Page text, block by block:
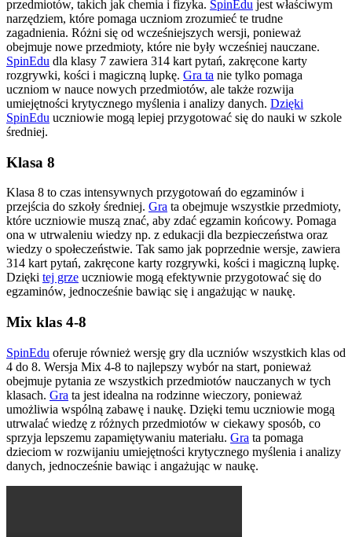
przedmiotów, takich jak chemia i fizyka. SpinEdu jest właściwym
narzędziem, które pomaga uczniom zrozumieć te trudne
zagadnienia. Różni się od wcześniejszych wersji, ponieważ
obejmuje nowe przedmioty, które nie były wcześniej nauczane.
SpinEdu dla klasy 7 zawiera 314 kart pytań, zakręcone karty
rozgrywki, kości i magiczną lupkę. Gra ta nie tylko pomaga
uczniom w nauce nowych przedmiotów, ale także rozwija
umiejętności krytycznego myślenia i analizy danych. Dzięki
SpinEdu uczniowie mogą lepiej przygotować się do nauki w szkole
średniej.
Klasa 8
Klasa 8 to czas intensywnych przygotowań do egzaminów i
przejścia do szkoły średniej. Gra ta obejmuje wszystkie przedmioty,
które uczniowie muszą znać, aby zdać egzamin końcowy. Pomaga
ona w utrwaleniu wiedzy np. z edukacji dla bezpieczeństwa oraz
wiedzy o społeczeństwie. Tak samo jak poprzednie wersje, zawiera
314 kart pytań, zakręcone karty rozgrywki, kości i magiczną lupkę.
Dzięki tej grze uczniowie mogą efektywnie przygotować się do
egzaminów, jednocześnie bawiąc się i angażując w naukę.
Mix klas 4-8
SpinEdu oferuje również wersję gry dla uczniów wszystkich klas od
4 do 8. Wersja Mix 4-8 to najlepszy wybór na start, ponieważ
obejmuje pytania ze wszystkich przedmiotów nauczanych w tych
klasach. Gra ta jest idealna na rodzinne wieczory, ponieważ
umożliwia wspólną zabawę i naukę. Dzięki temu uczniowie mogą
utrwalać wiedzę z różnych przedmiotów w ciekawy sposób, co
sprzyja lepszemu zapamiętywaniu materiału. Gra ta pomaga
dzieciom w rozwijaniu umiejętności krytycznego myślenia i analizy
danych, jednocześnie bawiąc i angażując w naukę.